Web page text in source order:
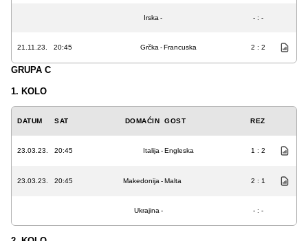
Irska - - : -
21.11.23. 20:45 Grčka -Francuska 2 : 2
GRUPA C
1. KOLO
DATUM SAT DOMAĆIN GOST REZ
23.03.23. 20:45 Italija -Engleska 1 : 2
23.03.23. 20:45 Makedonija -Malta 2 : 1
Ukrajina - - : -